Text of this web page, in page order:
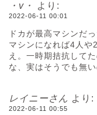
・v・ より:
2022-06-11 00:01
ドカが最高マシンだ
マシンになれば4人や
え。一時期拮抗して
な、実はそうでも無
レイニーさん より:
2022-06-11 00:55